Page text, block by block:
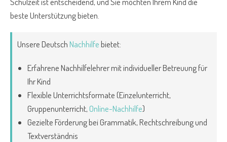
beste Unterstützung bieten.
Unsere Deutsch Nachhilfebietet:
Erfahrene Nachhilfelehrer mit individueller Betreuung für
Ihr Kind
Flexible Unterrichtsformate (Einzelunterricht,
Gruppenunterricht, Online-Nachhilfe)
Gezielte Förderung bei Grammatik, Rechtschreibung und
Textverständnis